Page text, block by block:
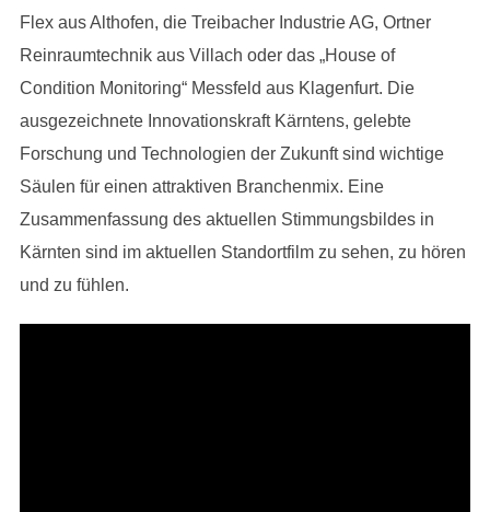
Flex aus Althofen, die Treibacher Industrie AG, Ortner
Reinraumtechnik aus Villach oder das „House of
Condition Monitoring“ Messfeld aus Klagenfurt. Die
ausgezeichnete Innovationskraft Kärntens, gelebte
Forschung und Technologien der Zukunft sind wichtige
Säulen für einen attraktiven Branchenmix. Eine
Zusammenfassung des aktuellen Stimmungsbildes in
Kärnten sind im aktuellen Standortfilm zu sehen, zu hören
und zu fühlen.